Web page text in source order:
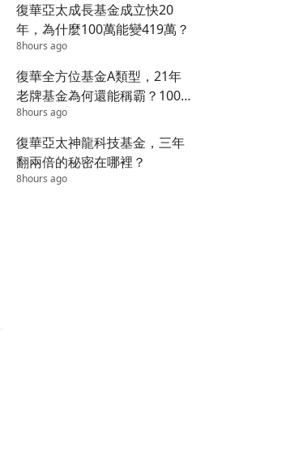
復華亞太成長基金成立快20
年，為什麼100萬能變419萬？
8hours ago
復華全方位基金A類型，21年
老牌基金為何還能稱霸？100
萬變1800萬的秘密
8hours ago
復華亞太神龍科技基金，三年
翻兩倍的秘密在哪裡？
8hours ago